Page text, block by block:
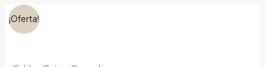
¡Oferta!
Cable
de